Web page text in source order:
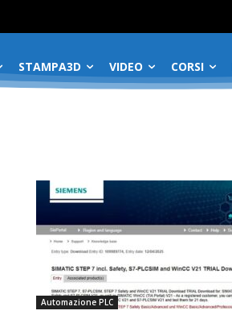
STAMPA3D VIDEO CORSI
Automazione PLC